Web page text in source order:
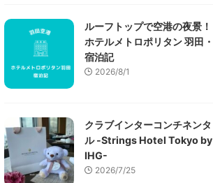
ルーフトップで空港の夜景！
ホテルメトロポリタン 羽田・
宿泊記
2026/8/1
クラブインターコンチネンタ
ル -Strings Hotel Tokyo by
IHG-
2026/7/25